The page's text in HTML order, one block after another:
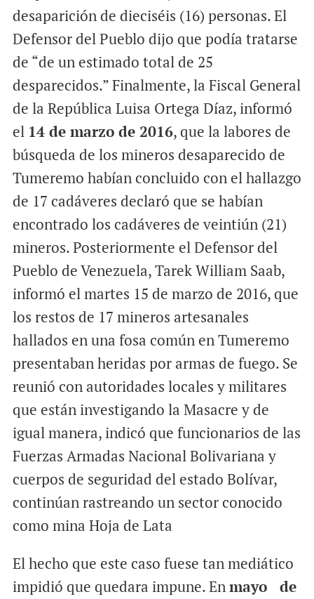
desaparición de dieciséis (16) personas. El
Defensor del Pueblo dijo que podía tratarse
de “de un estimado total de 25
desparecidos.” Finalmente, la Fiscal General
de la República Luisa Ortega Díaz, informó
el 14 de marzo de 2016, que la labores de
búsqueda de los mineros desaparecido de
Tumeremo habían concluido con el hallazgo
de 17 cadáveres declaró que se habían
encontrado los cadáveres de veintiún (21)
mineros. Posteriormente el Defensor del
Pueblo de Venezuela, Tarek William Saab,
informó el martes 15 de marzo de 2016, que
los restos de 17 mineros artesanales
hallados en una fosa común en Tumeremo
presentaban heridas por armas de fuego. Se
reunió con autoridades locales y militares
que están investigando la Masacre y de
igual manera, indicó que funcionarios de las
Fuerzas Armadas Nacional Bolivariana y
cuerpos de seguridad del estado Bolívar,
continúan rastreando un sector conocido
como mina Hoja de Lata
El hecho que este caso fuese tan mediático
impidió que quedara impune. Enmayo de